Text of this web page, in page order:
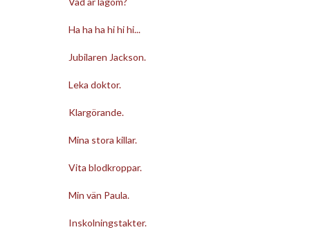
Ha ha ha hi hi hi...
Jubilaren Jackson.
Leka doktor.
Klargörande.
Mina stora killar.
Vita blodkroppar.
Min vän Paula.
Inskolningstakter.